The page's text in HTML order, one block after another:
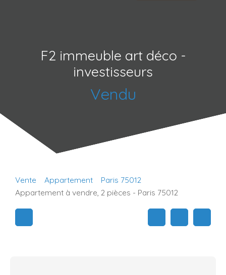
F2 immeuble art déco -
investisseurs
Vendu
Vente Appartement
Paris 75012
Appartement à vendre, 2 pièces - Paris 75012